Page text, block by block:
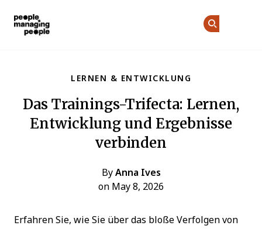
LERNEN & ENTWICKLUNG
Das Trainings-Trifecta: Lernen,
Entwicklung und Ergebnisse
verbinden
By Anna Ives
on May 8, 2026
Erfahren Sie, wie Sie über das bloße Verfolgen von